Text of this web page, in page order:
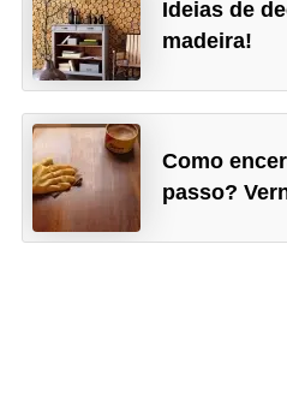
Ideias de
madeira!
Como
passo?